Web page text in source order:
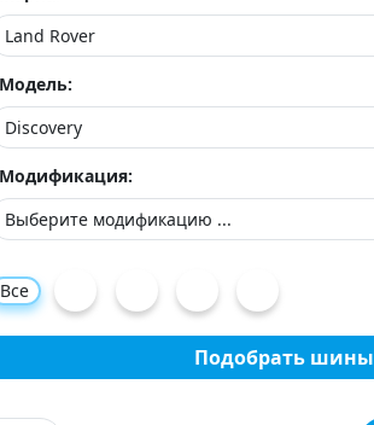
Модель:
Модификация:
Все
Подобрать шины